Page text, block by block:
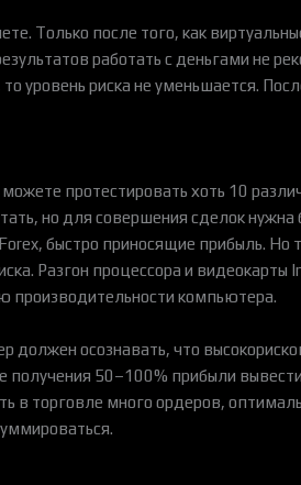
Только после того, как
работать с деньгами не
уровень риска не уменьшается.
протестировать хоть 10
но для совершения сделок
быстро приносящие прибыль.
Разгон процессора и видеокарты
производительности компьютера.
осознавать, что
50–100% прибыли
в торговле много ордеров,